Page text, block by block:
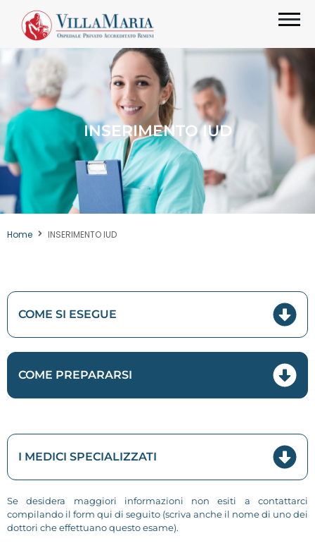
INSERIMENTO IUD
Home INSERIMENTO IUD
COME SI ESEGUE
COME PREPARARSI
I MEDICI SPECIALIZZATI
Se desidera maggiori informazioni non esiti a contattarci
compilando il form qui di seguito (scriva anche il nome di uno dei
dottori che effettuano questo esame).